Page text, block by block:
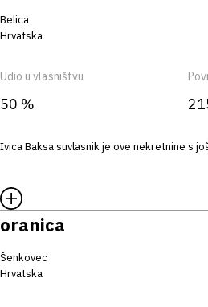
Belica
Hrvatska
Udio u vlasništvu
50 %
Ivica Baksa suvlasnik je ove nekretnine s
oranica
Šenkovec
Hrvatska